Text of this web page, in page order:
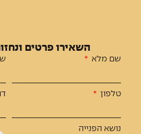
השאירו פרטים
שם מלא
טלפון
נושא הפנייה